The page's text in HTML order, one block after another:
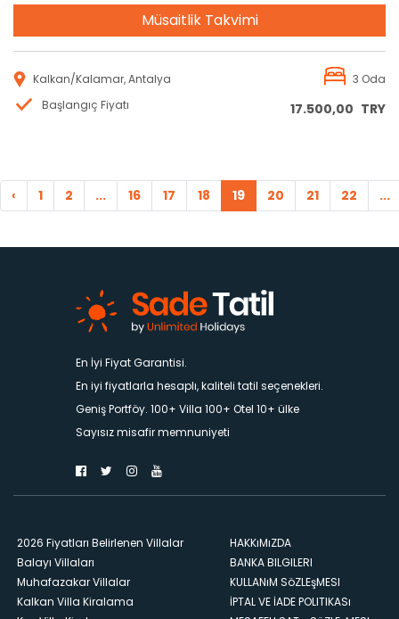
Müsaitlik Takvimi
Kalkan/Kalamar, Antalya
3 Oda
Başlangıç Fiyatı
17.500,00 TRY
‹ 1 2 ... 16 17 18 19 20 21 22 ...
En İyi Fiyat Garantisi.
En iyi fiyatlarla hesaplı, kaliteli tatil seçenekleri.
Geniş Portföy. 100+ Villa 100+ Otel 10+ ülke
Sayısız misafir memnuniyeti
2026 Fiyatları Belirlenen Villalar
Balayı Villaları
Muhafazakar Villalar
Kalkan Villa Kiralama
HAKKıMıZDA
BANKA BILGILERI
KULLANıM SöZLEşMESI
İPTAL VE İADE POLITIKASı